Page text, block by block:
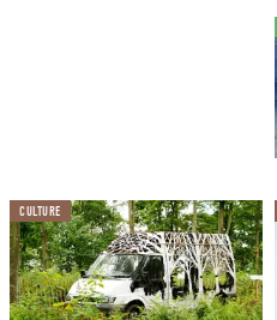
意外にも、保坂さんがその魅力
ストとしての活動を始めてしば
あるイベントの終了後、会場と
労してつくったはずの作品が跡形
かのように砂に還っていたそう
似た感情は一切生まれなかった、
こう思うようになりました。
CULTURE